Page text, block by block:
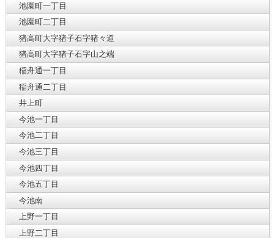
池園町一丁目
池園町二丁目
猪高町大字猪子石字猪々道
猪高町大字猪子石字山之端
稲舟通一丁目
稲舟通二丁目
井上町
今池一丁目
今池二丁目
今池三丁目
今池四丁目
今池五丁目
今池南
上野一丁目
上野二丁目